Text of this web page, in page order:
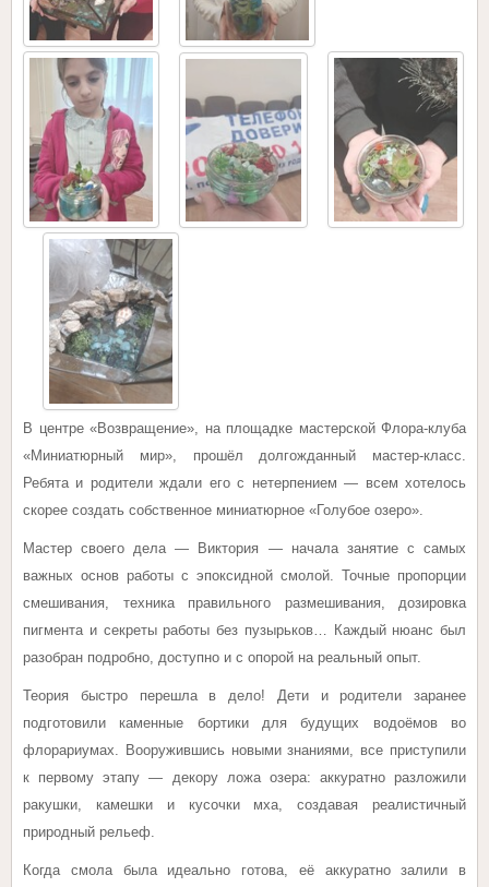
В центре «Возвращение», на площадке мастерской Флора-клуба
«Миниатюрный мир», прошёл долгожданный мастер-класс.
Ребята и родители ждали его с нетерпением — всем хотелось
скорее создать собственное миниатюрное «Голубое озеро».
Мастер своего дела — Виктория — начала занятие с самых
важных основ работы с эпоксидной смолой. Точные пропорции
смешивания, техника правильного размешивания, дозировка
пигмента и секреты работы без пузырьков… Каждый нюанс был
разобран подробно, доступно и с опорой на реальный опыт.
Теория быстро перешла в дело! Дети и родители заранее
подготовили каменные бортики для будущих водоёмов во
флорариумах. Вооружившись новыми знаниями, все приступили
к первому этапу — декору ложа озера: аккуратно разложили
ракушки, камешки и кусочки мха, создавая реалистичный
природный рельеф.
Когда смола была идеально готова, её аккуратно залили в